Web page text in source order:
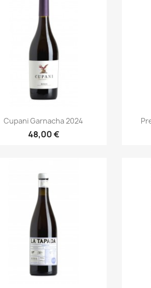
Anteprima
Cupani Garnacha 2024
48,00 €